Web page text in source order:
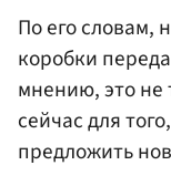
По его словам,
коробки
мнению, это не
сейчас для
предложить